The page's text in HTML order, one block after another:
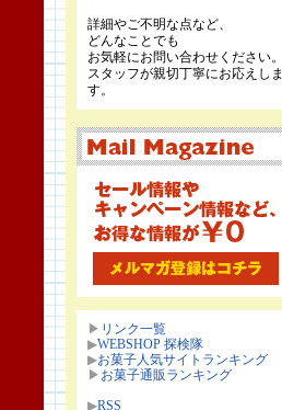
詳細やご不明な点など、
どんなことでも
お気軽にお問い合わせください。
スタッフが親切丁寧にお応えしま
す。
▶ リンク一覧
▶WEBSHOP 探検隊
▶お菓子人気サイトランキング
▶ お菓子通販ランキング
▶RSS